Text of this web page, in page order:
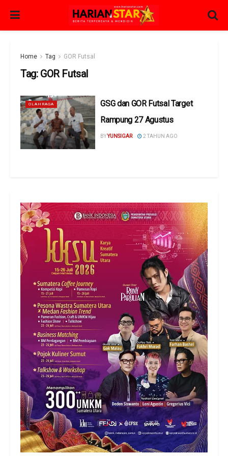
Home Tag GOR Futsal
Tag: GOR Futsal
OLAHRAGA
GSG dan GOR Futsal Target
Rampung 27 Agustus
BYYUNSIGAR 2 TAHUN AGO